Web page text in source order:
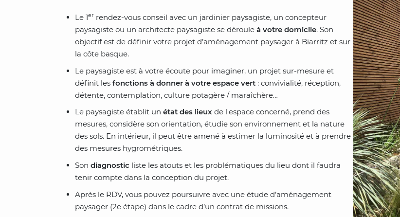
Le 1er rendez-vous conseil avec un jardinier paysagiste, un concepteur
paysagiste ou un architecte paysagiste se déroule à votre domicile. Son
objectif est de définir votre projet d’aménagement paysager à Biarritz et sur
la côte basque.
Le paysagiste est à votre écoute pour imaginer, un projet sur-mesure et
définit les fonctions à donner à votre espace vert: convivialité, réception,
détente, contemplation, culture potagère / maraîchère…
Le paysagiste établit un état des lieuxde l'espace concerné, prend des
mesures, considère son orientation, étudie son environnement et la nature
des sols. En intérieur, il peut être amené à estimer la luminosité et à prendre
des mesures hygrométriques.
Son diagnostic liste les atouts et les problématiques du lieu dont il faudra
tenir compte dans la conception du projet.
Après le RDV, vous pouvez poursuivre avec une étude d’aménagement
paysager (2e étape) dans le cadre d’un contrat de missions.